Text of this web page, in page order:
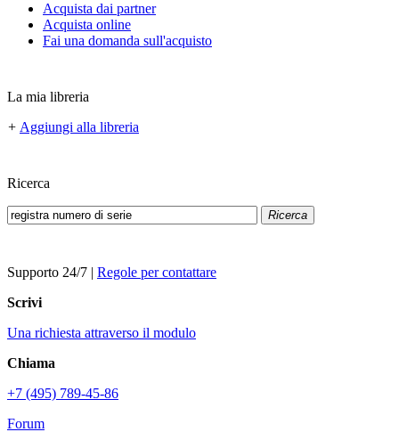
Acquista dai partner
Acquista online
Fai una domanda sull'acquisto
La mia libreria
+ Aggiungi alla libreria
Ricerca
Ricerca
Supporto 24/7 | Regole per contattare
Scrivi
Una richiesta attraverso il modulo
Chiama
+7 (495) 789-45-86
Forum